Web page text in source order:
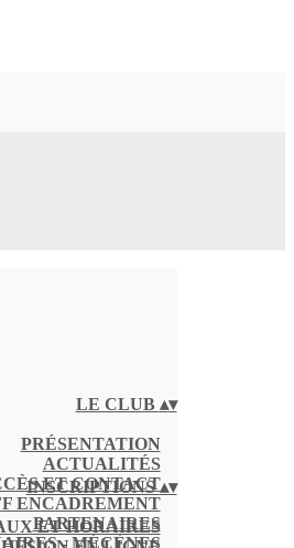
LE CLUB ▴▾
PRÉSENTATION
ACTUALITÉS
ET CONTACT
ENCADREMENT
PARTENAIRES
- MÉCÈNES
INSCRIPTIONS▴▾
ET HORAIRES